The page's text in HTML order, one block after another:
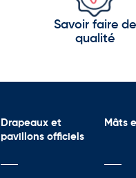
Savoir faire de
qualité
Drapeaux et
pavillons officiels
Mâts